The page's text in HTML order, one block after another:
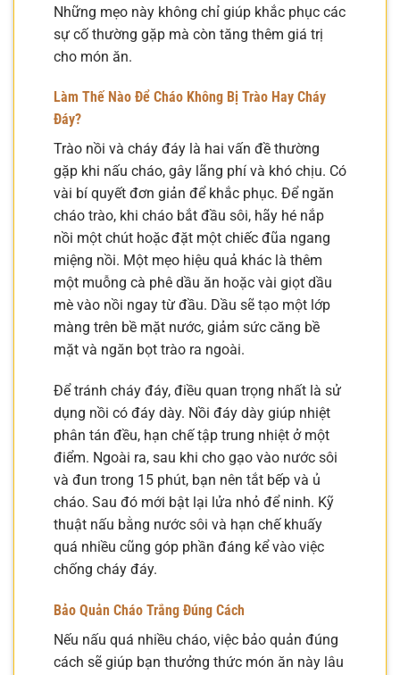
Những mẹo này không chỉ giúp khắc phục các
sự cố thường gặp mà còn tăng thêm giá trị
cho món ăn.
Làm Thế Nào Để Cháo Không Bị Trào Hay Cháy
Đáy?
Trào nồi và cháy đáy là hai vấn đề thường
gặp khi nấu cháo, gây lãng phí và khó chịu. Có
vài bí quyết đơn giản để khắc phục. Để ngăn
cháo trào, khi cháo bắt đầu sôi, hãy hé nắp
nồi một chút hoặc đặt một chiếc đũa ngang
miệng nồi. Một mẹo hiệu quả khác là thêm
một muỗng cà phê dầu ăn hoặc vài giọt dầu
mè vào nồi ngay từ đầu. Dầu sẽ tạo một lớp
màng trên bề mặt nước, giảm sức căng bề
mặt và ngăn bọt trào ra ngoài.
Để tránh cháy đáy, điều quan trọng nhất là sử
dụng nồi có đáy dày. Nồi đáy dày giúp nhiệt
phân tán đều, hạn chế tập trung nhiệt ở một
điểm. Ngoài ra, sau khi cho gạo vào nước sôi
và đun trong 15 phút, bạn nên tắt bếp và ủ
cháo. Sau đó mới bật lại lửa nhỏ để ninh. Kỹ
thuật nấu bằng nước sôi và hạn chế khuấy
quá nhiều cũng góp phần đáng kể vào việc
chống cháy đáy.
Bảo Quản Cháo Trắng Đúng Cách
Nếu nấu quá nhiều cháo, việc bảo quản đúng
cách sẽ giúp bạn thưởng thức món ăn này lâu